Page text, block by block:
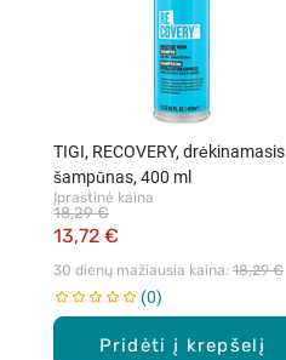
Pridėti į krepšelį
TIGI, RECOVERY, drėkinamasis
šampūnas, 400 ml
Įprastinė kaina
13,72 €
18,29 €
30 dienų mažiausia kaina: 18,29 €
0